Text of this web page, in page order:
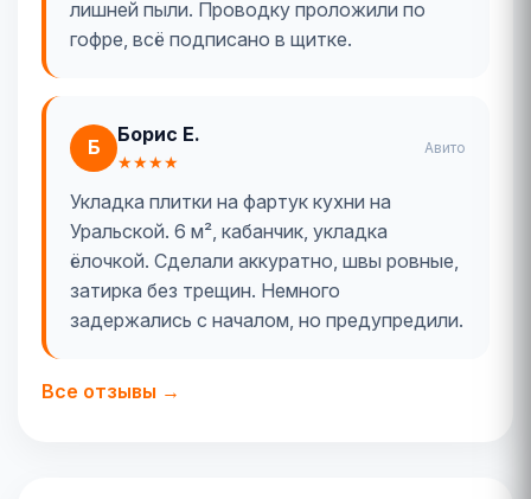
лишней пыли. Проводку проложили по
гофре, всё подписано в щитке.
Б
Борис Е.
★★★★
Авито
Укладка плитки на фартук кухни на
Уральской. 6 м², кабанчик, укладка
ёлочкой. Сделали аккуратно, швы ровные,
затирка без трещин. Немного
задержались с началом, но предупредили.
Все отзывы →